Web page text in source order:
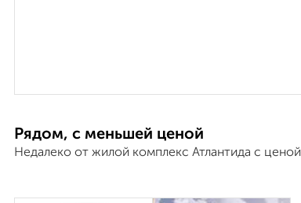
Рядом, с меньшей ценой
Недалеко от жилой комплекс Атлантида с